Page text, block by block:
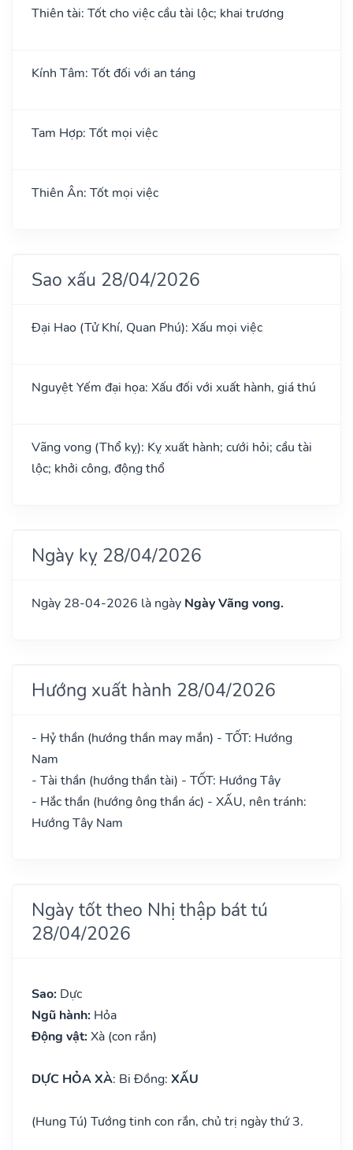
Thiên tài: Tốt cho việc cầu tài lộc; khai trương
Kính Tâm: Tốt đối với an táng
Tam Hợp: Tốt mọi việc
Thiên Ân: Tốt mọi việc
Sao xấu 28/04/2026
Đại Hao (Tử Khí, Quan Phú): Xấu mọi việc
Nguyệt Yếm đại họa: Xấu đối với xuất hành, giá thú
Vãng vong (Thổ kỵ): Kỵ xuất hành; cưới hỏi; cầu tài
lộc; khởi công, động thổ
Ngày kỵ 28/04/2026
Ngày 28-04-2026 là ngày Ngày Vãng vong.
Hướng xuất hành 28/04/2026
- Hỷ thần (hướng thần may mắn) - TỐT: Hướng
Nam
- Tài thần (hướng thần tài) - TỐT: Hướng Tây
- Hắc thần (hướng ông thần ác) - XẤU, nên tránh:
Hướng Tây Nam
Ngày tốt theo Nhị thập bát tú
28/04/2026
Sao: Dực
Ngũ hành: Hỏa
Động vật: Xà (con rắn)
DỰC HỎA XÀ: Bi Đồng: XẤU
(Hung Tú) Tướng tinh con rắn, chủ trị ngày thứ 3.